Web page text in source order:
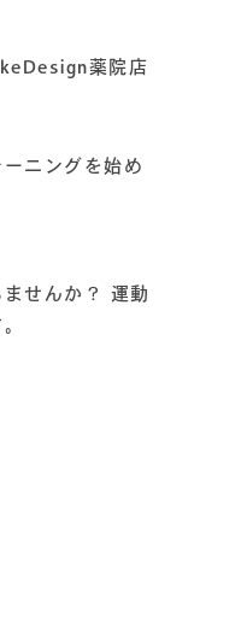
薬院店
ニングを始め
せんか？ 運動